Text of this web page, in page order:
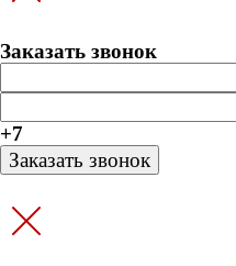
Заказать звонок
+7